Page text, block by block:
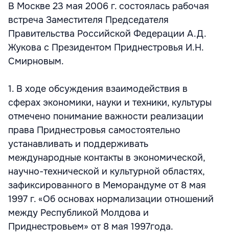
В Москве 23 мая 2006 г. состоялась рабочая
встреча Заместителя Председателя
Правительства Российской Федерации А.Д.
Жукова с Президентом Приднестровья И.Н.
Смирновым.
1. В ходе обсуждения взаимодействия в
сферах экономики, науки и техники, культуры
отмечено понимание важности реализации
права Приднестровья самостоятельно
устанавливать и поддерживать
международные контакты в экономической,
научно-технической и культурной областях,
зафиксированного в Меморандуме от 8 мая
1997 г. «Об основах нормализации отношений
между Республикой Молдова и
Приднестровьем» от 8 мая 1997года.